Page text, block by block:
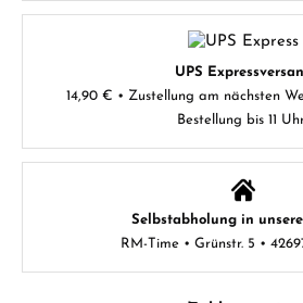
UPS
14,90 € • Zustellung am nächsten
Bestellung bis 11
Selbstabholung in
RM-Time • Grünstr. 5 •